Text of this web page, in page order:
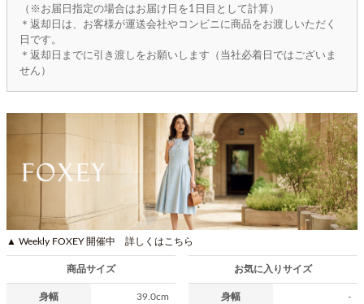
（※お届日指定の場合はお届け日を1日目として計算）
＊返却日は、お客様が運送会社やコンビニに商品をお渡しいただく
日です。
＊返却日までに引き渡しをお願いします（当社必着日ではございま
せん）
▲ Weekly FOXEY 開催中 詳しくはこちら
商品サイズ
身幅 39.0cm
お気に入りサイズ
身幅 -